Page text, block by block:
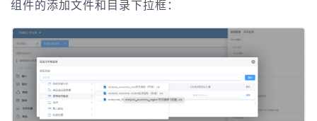
组件的添加文件和目录下拉框：